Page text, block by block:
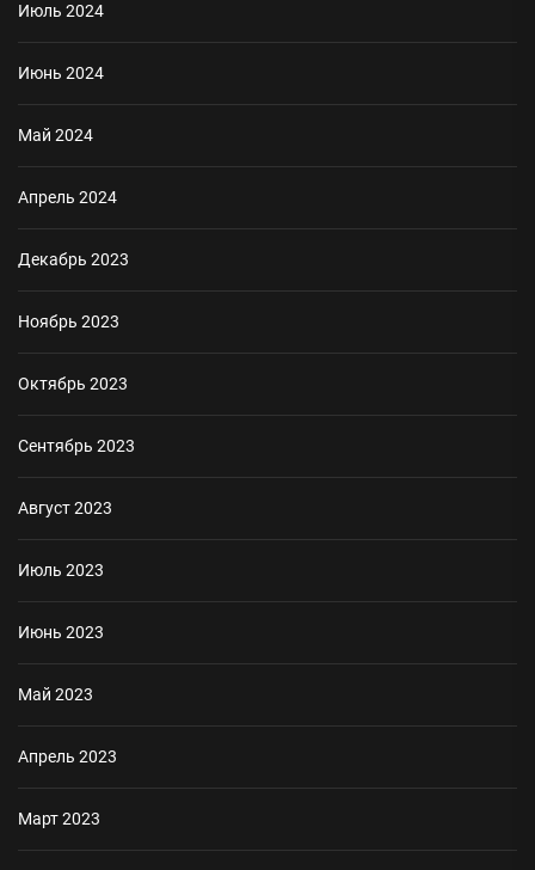
Июль 2024
Июнь 2024
Май 2024
Апрель 2024
Декабрь 2023
Ноябрь 2023
Октябрь 2023
Сентябрь 2023
Август 2023
Июль 2023
Июнь 2023
Май 2023
Апрель 2023
Март 2023